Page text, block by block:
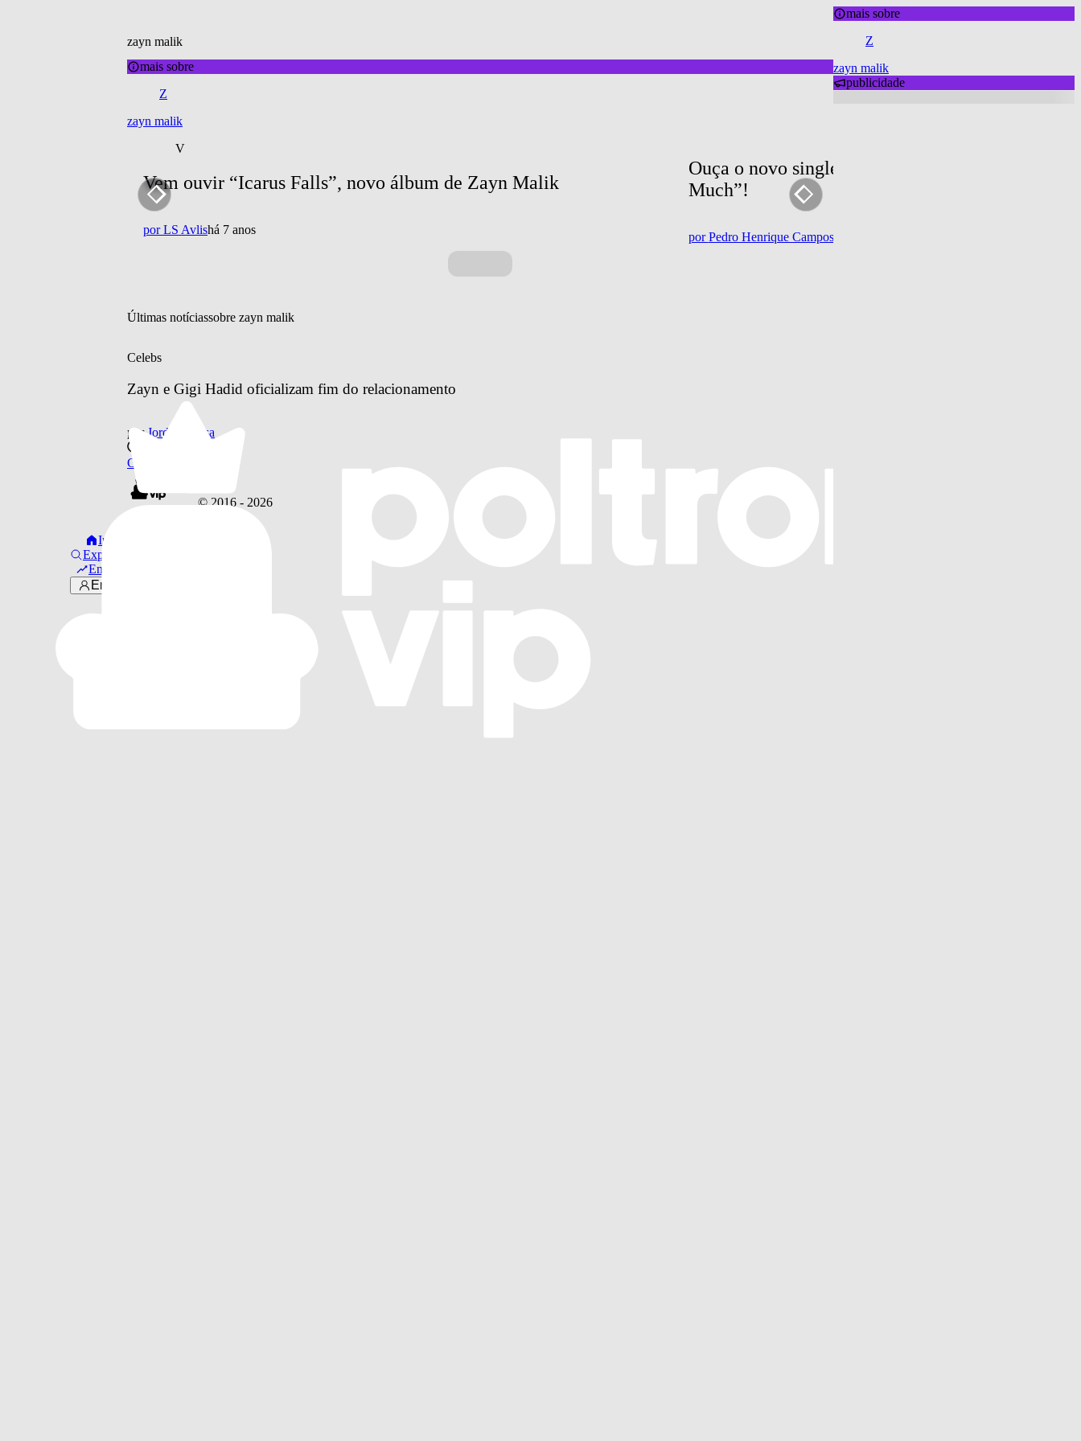
Início
Explorar
Em alta
Entrar
zayn malik
mais sobre
Z
zayn malik
V
Vem ouvir “Icarus Falls”, novo álbum de Zayn Malik
porLS Avlishá 7 anos
Ouça o novo single de Zayn em parceria com
Much”!
porPedro Henrique Campos
Últimas notíciassobre zayn malik
Celebs
Zayn e Gigi Hadid oficializam fim do relacionamento
por Jordan Sousa
Celebs
© 2016 - 2026
mais sobre
Z
zayn malik
publicidade